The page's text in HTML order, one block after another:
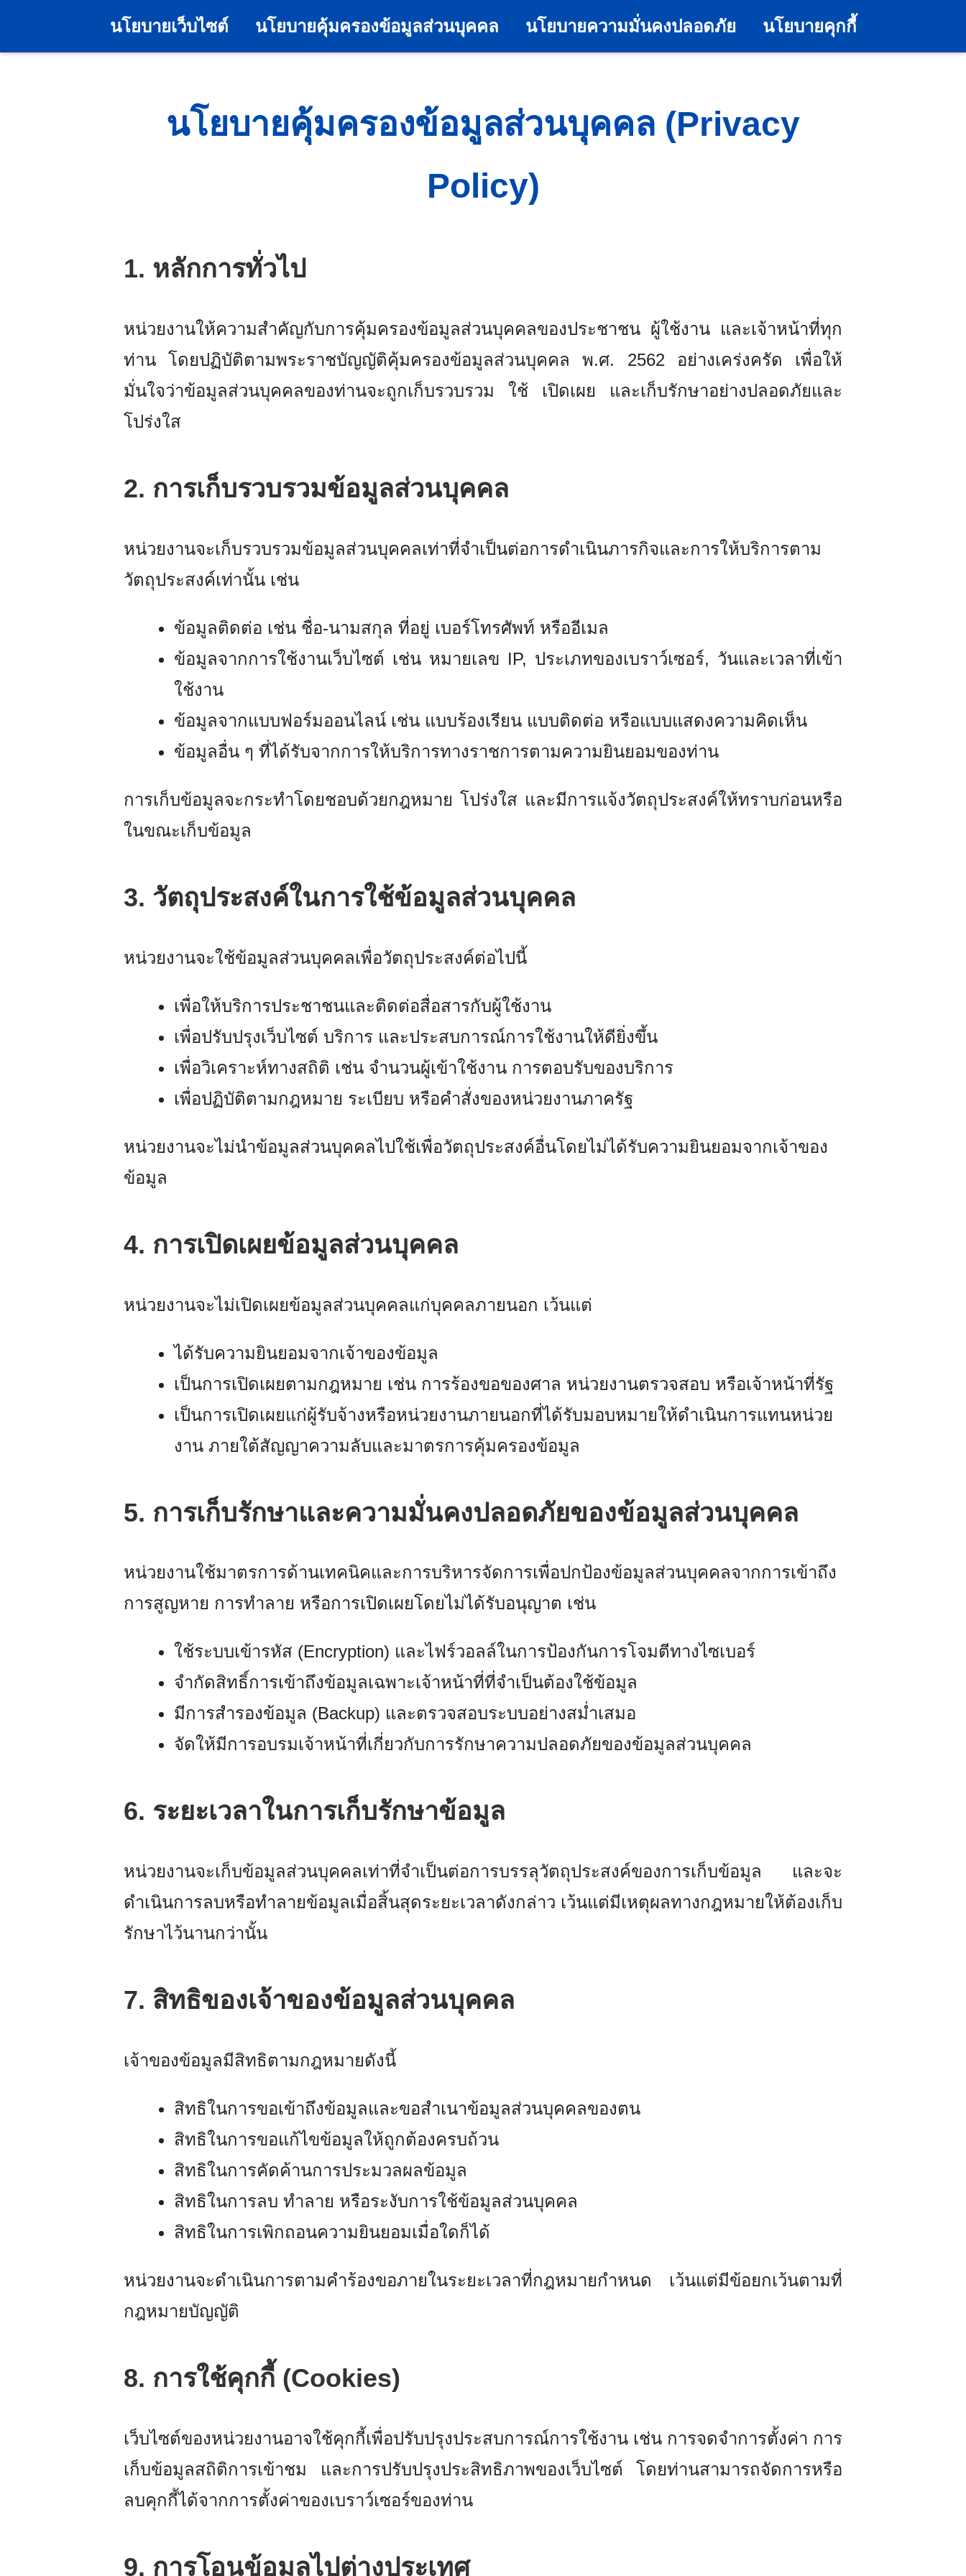
นโยบายเว็บไซต์ นโยบายคุ้มครองข้อมูลส่วนบุคคล นโยบายความมั่นคงปลอดภัย นโยบายคุกกี้
นโยบายคุ้มครองข้อมูลส่วนบุคคล (Privacy
Policy)
1. หลักการทั่วไป
หน่วยงานให้ความสำคัญกับการคุ้มครองข้อมูลส่วนบุคคลของประชาชน ผู้ใช้งาน และเจ้าหน้าที่ทุก
ท่าน โดยปฏิบัติตามพระราชบัญญัติคุ้มครองข้อมูลส่วนบุคคล พ.ศ. 2562 อย่างเคร่งครัด เพื่อให้
มั่นใจว่าข้อมูลส่วนบุคคลของท่านจะถูกเก็บรวบรวม ใช้ เปิดเผย และเก็บรักษาอย่างปลอดภัยและ
โปร่งใส
2. การเก็บรวบรวมข้อมูลส่วนบุคคล
หน่วยงานจะเก็บรวบรวมข้อมูลส่วนบุคคลเท่าที่จำเป็นต่อการดำเนินภารกิจและการให้บริการตาม
วัตถุประสงค์เท่านั้น เช่น
ข้อมูลติดต่อ เช่น ชื่อ-นามสกุล ที่อยู่ เบอร์โทรศัพท์ หรืออีเมล
ข้อมูลจากการใช้งานเว็บไซต์ เช่น หมายเลข IP, ประเภทของเบราว์เซอร์, วันและเวลาที่เข้า
ใช้งาน
ข้อมูลจากแบบฟอร์มออนไลน์ เช่น แบบร้องเรียน แบบติดต่อ หรือแบบแสดงความคิดเห็น
ข้อมูลอื่น ๆ ที่ได้รับจากการให้บริการทางราชการตามความยินยอมของท่าน
การเก็บข้อมูลจะกระทำโดยชอบด้วยกฎหมาย โปร่งใส และมีการแจ้งวัตถุประสงค์ให้ทราบก่อนหรือ
ในขณะเก็บข้อมูล
3. วัตถุประสงค์ในการใช้ข้อมูลส่วนบุคคล
หน่วยงานจะใช้ข้อมูลส่วนบุคคลเพื่อวัตถุประสงค์ต่อไปนี้
เพื่อให้บริการประชาชนและติดต่อสื่อสารกับผู้ใช้งาน
เพื่อปรับปรุงเว็บไซต์ บริการ และประสบการณ์การใช้งานให้ดียิ่งขึ้น
เพื่อวิเคราะห์ทางสถิติ เช่น จำนวนผู้เข้าใช้งาน การตอบรับของบริการ
เพื่อปฏิบัติตามกฎหมาย ระเบียบ หรือคำสั่งของหน่วยงานภาครัฐ
หน่วยงานจะไม่นำข้อมูลส่วนบุคคลไปใช้เพื่อวัตถุประสงค์อื่นโดยไม่ได้รับความยินยอมจากเจ้าของ
ข้อมูล
4. การเปิดเผยข้อมูลส่วนบุคคล
หน่วยงานจะไม่เปิดเผยข้อมูลส่วนบุคคลแก่บุคคลภายนอก เว้นแต่
ได้รับความยินยอมจากเจ้าของข้อมูล
เป็นการเปิดเผยตามกฎหมาย เช่น การร้องขอของศาล หน่วยงานตรวจสอบ หรือเจ้าหน้าที่รัฐ
เป็นการเปิดเผยแก่ผู้รับจ้างหรือหน่วยงานภายนอกที่ได้รับมอบหมายให้ดำเนินการแทนหน่วย
งาน ภายใต้สัญญาความลับและมาตรการคุ้มครองข้อมูล
5. การเก็บรักษาและความมั่นคงปลอดภัยของข้อมูลส่วนบุคคล
หน่วยงานใช้มาตรการด้านเทคนิคและการบริหารจัดการเพื่อปกป้องข้อมูลส่วนบุคคลจากการเข้าถึง
การสูญหาย การทำลาย หรือการเปิดเผยโดยไม่ได้รับอนุญาต เช่น
ใช้ระบบเข้ารหัส (Encryption) และไฟร์วอลล์ในการป้องกันการโจมตีทางไซเบอร์
จำกัดสิทธิ์การเข้าถึงข้อมูลเฉพาะเจ้าหน้าที่ที่จำเป็นต้องใช้ข้อมูล
มีการสำรองข้อมูล (Backup) และตรวจสอบระบบอย่างสม่ำเสมอ
จัดให้มีการอบรมเจ้าหน้าที่เกี่ยวกับการรักษาความปลอดภัยของข้อมูลส่วนบุคคล
6. ระยะเวลาในการเก็บรักษาข้อมูล
หน่วยงานจะเก็บข้อมูลส่วนบุคคลเท่าที่จำเป็นต่อการบรรลุวัตถุประสงค์ของการเก็บข้อมูล และจะ
ดำเนินการลบหรือทำลายข้อมูลเมื่อสิ้นสุดระยะเวลาดังกล่าว เว้นแต่มีเหตุผลทางกฎหมายให้ต้องเก็บ
รักษาไว้นานกว่านั้น
7. สิทธิของเจ้าของข้อมูลส่วนบุคคล
เจ้าของข้อมูลมีสิทธิตามกฎหมายดังนี้
สิทธิในการขอเข้าถึงข้อมูลและขอสำเนาข้อมูลส่วนบุคคลของตน
สิทธิในการขอแก้ไขข้อมูลให้ถูกต้องครบถ้วน
สิทธิในการคัดค้านการประมวลผลข้อมูล
สิทธิในการลบ ทำลาย หรือระงับการใช้ข้อมูลส่วนบุคคล
สิทธิในการเพิกถอนความยินยอมเมื่อใดก็ได้
หน่วยงานจะดำเนินการตามคำร้องขอภายในระยะเวลาที่กฎหมายกำหนด เว้นแต่มีข้อยกเว้นตามที่
กฎหมายบัญญัติ
8. การใช้คุกกี้ (Cookies)
เว็บไซต์ของหน่วยงานอาจใช้คุกกี้เพื่อปรับปรุงประสบการณ์การใช้งาน เช่น การจดจำการตั้งค่า การ
เก็บข้อมูลสถิติการเข้าชม และการปรับปรุงประสิทธิภาพของเว็บไซต์ โดยท่านสามารถจัดการหรือ
ลบคุกกี้ได้จากการตั้งค่าของเบราว์เซอร์ของท่าน
9. การโอนข้อมูลไปต่างประเทศ